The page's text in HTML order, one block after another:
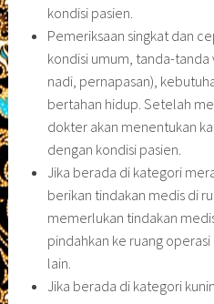
kondisi pasien.
Pemeriksaan singkat dan
kondisi umum, tanda-
nadi, pernapasan),
bertahan hidup. Setelah
dokter akan menentukan
dengan kondisi pasien.
Jika berada di kategori
berikan tindakan medis di
memerlukan tindakan
pindahkan ke ruang
lain.
Jika berada di kategori